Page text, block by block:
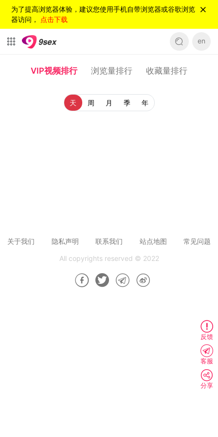
为了提高浏览器体验，建议您使用手机自带浏览器或谷歌浏览
器访问， 点击下载
en
VIP视频排行 浏览量排行 收藏量排行
天 周 月 季 年
反馈
客服
分享
关于我们 隐私声明 联系我们 站点地图 常见问题
All copyrights reserved © 2022